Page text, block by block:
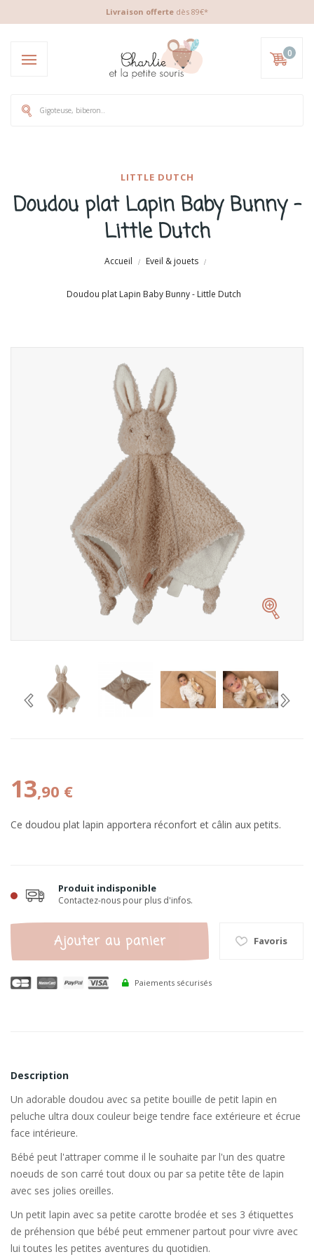
Livraison offerte dès 89€*
0
LITTLE DUTCH
Doudou plat Lapin Baby Bunny -
Little Dutch
Accueil Eveil & jouets
Doudou plat Lapin Baby Bunny - Little Dutch
13,90 €
Ce doudou plat lapin apportera réconfort et câlin aux petits.
Produit indisponible
Contactez-nous pour plus d'infos.
Ajouter au panier Favoris
Paiements sécurisés
Description
Un adorable doudou avec sa petite bouille de petit lapin en
peluche ultra doux couleur beige tendre face extérieure et écrue
face intérieure.
Bébé peut l'attraper comme il le souhaite par l'un des quatre
noeuds de son carré tout doux ou par sa petite tête de lapin
avec ses jolies oreilles.
Un petit lapin avec sa petite carotte brodée et ses 3 étiquettes
de préhension que bébé peut emmener partout pour vivre avec
lui toutes les petites aventures du quotidien.